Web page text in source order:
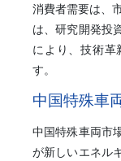
消費者需要は、
は、研究開発投
により、技術革
す。
中国特殊車
中国特殊車両市
が新しいエネル